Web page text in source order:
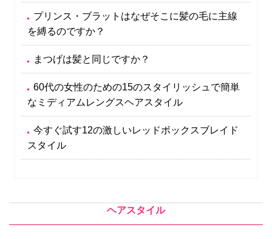
プリンス・ブラットはなぜそこに髪の毛に主線
を縛るのですか？
まつげは髪と同じですか？
60代の女性のための15のスタイリッシュで簡単
なミディアムレングスヘアスタイル
今すぐ試す12の激しいレッドボックスブレイド
スタイル
ヘアスタイル